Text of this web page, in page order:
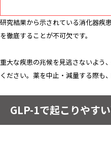
研究結果から示されている消化器疾
を徹底することが不可欠です。
重大な疾患の兆候を見逃さないよう
ください。薬を中止・減量する際も
GLP-1で起こりやす